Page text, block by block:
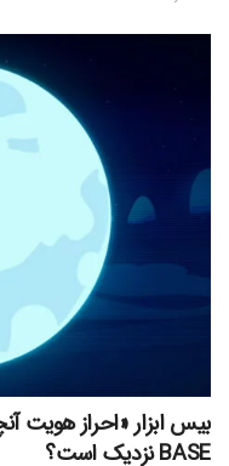
بیس ابزار «احراز هویت
BASE نزدیک‌ است؟